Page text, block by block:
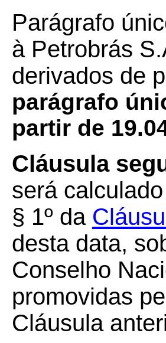
Parágrafo
à Petrobrás
derivados de
parágrafo
partir de
Cláusula
será
§ 1º da
desta data,
Conselho
promovidas
Cláusula